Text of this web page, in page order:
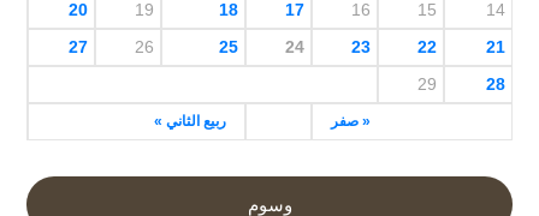
« صفر ربيع الثاني »
14
15
16
17
18
19
20
21
22
23
24
25
26
27
28
29
وسوم